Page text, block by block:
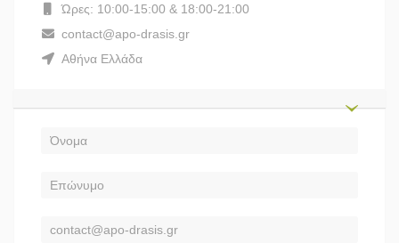
Ώρες: 10:00-15:00 & 18:00-21:00
contact@apo-drasis.gr
Αθήνα Ελλάδα